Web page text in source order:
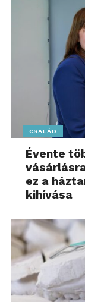
CSALÁD
Évente
ez a
kihívása